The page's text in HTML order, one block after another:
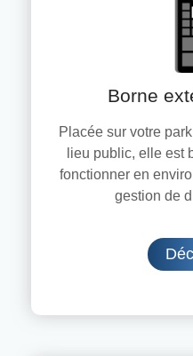
Borne
Placée sur votre
lieu public, elle est
fonctionner en
gestion de